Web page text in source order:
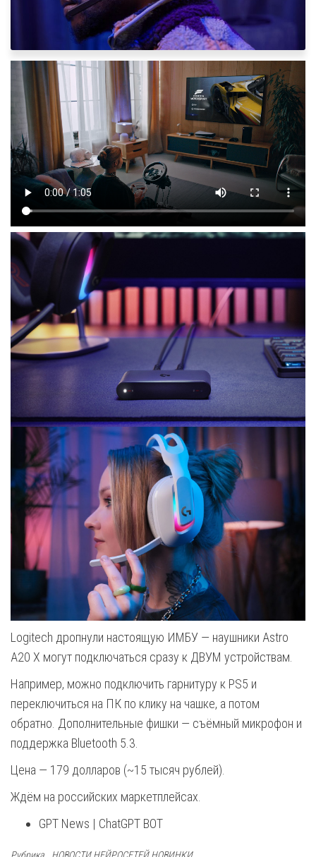
Logitech дропнули настоящую ИМБУ — наушники Astro
A20 X могут подключаться сразу к ДВУМ устройствам.
Например, можно подключить гарнитуру к PS5 и
переключиться на ПК по клику на чашке, а потом
обратно. Дополнительные фишки — съёмный микрофон и
поддержка Bluetooth 5.3.
Цена — 179 долларов (~15 тысяч рублей).
Ждём на российских маркетплейсах.
GPT News | ChatGPT BOT